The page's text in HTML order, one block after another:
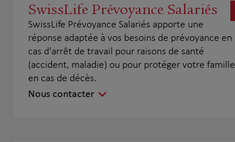
SwissLife Prévoyance Salariés
SwissLife Prévoyance Salariés apporte une
réponse adaptée à vos besoins de prévoyance en
cas d'arrêt de travail pour raisons de santé
(accident, maladie) ou pour protéger votre famille
en cas de décès.
Nous contacter